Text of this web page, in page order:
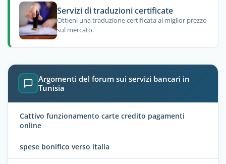
Servizi di traduzioni certificate
Ottieni una traduzione certificata al miglior prezzo
sul mercato.
Argomenti del forum sui servizi bancari in
Tunisia
Cattivo funzionamento carte credito pagamenti
online
spese bonifico verso italia